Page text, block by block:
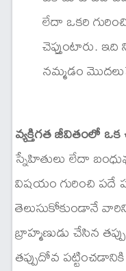
లేదా ఒకరి
చెప్తుంటారు.
నమ్మడం
వ్యక్తిగత జీవితంలో
స్నేహితులు లేదా
విషయం గురించి పదే
తెలుసుకోకుండానే
బ్రాహ్మణుడు చేసిన
తప్పుదోవ